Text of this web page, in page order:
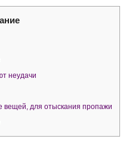
неудачи
вещей, для отыскания пропажи